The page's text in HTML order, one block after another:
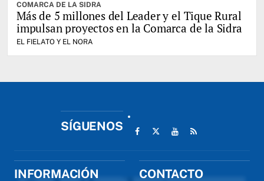
COMARCA DE LA SIDRA
Más de 5 millones del Leader y el Tique Rural
impulsan proyectos en la Comarca de la Sidra
EL FIELATO Y EL NORA
SÍGUENOS
INFORMACIÓN CONTACTO